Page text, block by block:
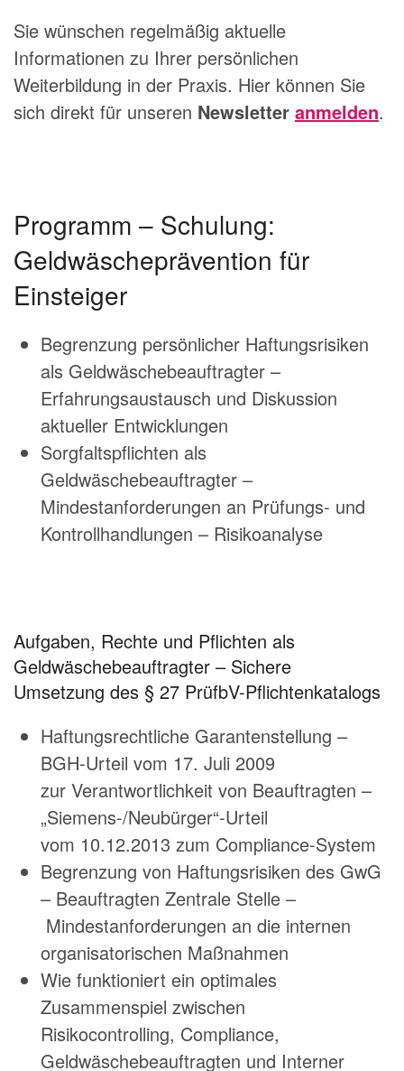
Sie wünschen regelmäßig aktuelle
Informationen zu Ihrer persönlichen
Weiterbildung in der Praxis. Hier können Sie
sich direkt für unseren Newsletter anmelden.
Programm – Schulung:
Geldwäscheprävention für
Einsteiger
Begrenzung persönlicher Haftungsrisiken
als Geldwäschebeauftragter –
Erfahrungsaustausch und Diskussion
aktueller Entwicklungen
Sorgfaltspflichten als
Geldwäschebeauftragter –
Mindestanforderungen an Prüfungs- und
Kontrollhandlungen – Risikoanalyse
Aufgaben, Rechte und Pflichten als
Geldwäschebeauftragter – Sichere
Umsetzung des § 27 PrüfbV-Pflichtenkatalogs
Haftungsrechtliche Garantenstellung –
BGH-Urteil vom 17. Juli 2009
zur Verantwortlichkeit von Beauftragten –
„Siemens-/Neubürger“-Urteil
vom 10.12.2013 zum Compliance-System
Begrenzung von Haftungsrisiken des GwG
– Beauftragten Zentrale Stelle –
Mindestanforderungen an die internen
organisatorischen Maßnahmen
Wie funktioniert ein optimales
Zusammenspiel zwischen
Risikocontrolling, Compliance,
Geldwäschebeauftragten und Interner